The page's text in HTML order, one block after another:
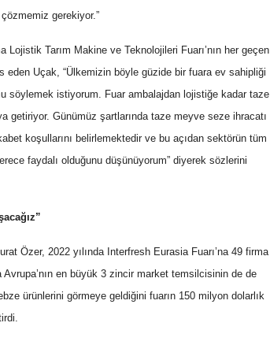
gerekiyor.”
Tarım Makine ve Teknolojileri Fuarı’nın her geçen
eden Uçak, “Ülkemizin böyle güzide bir fuara ev sahipliği
söylemek istiyorum. Fuar ambalajdan lojistiğe kadar taze
getiriyor. Günümüz şartlarında taze meyve seze ihracatı
koşullarını belirlemektedir ve bu açıdan sektörün tüm
faydalı olduğunu düşünüyorum” diyerek sözlerini
Özer, 2022 yılında Interfresh Eurasia Fuarı’na 49 firma
Avrupa’nın en büyük 3 zincir market temsilcisinin de de
ürünlerini görmeye geldiğini fuarın 150 milyon dolarlık